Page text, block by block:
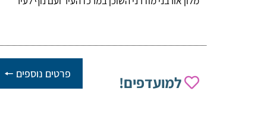
למועדפים! פרטים נוספים 🠔